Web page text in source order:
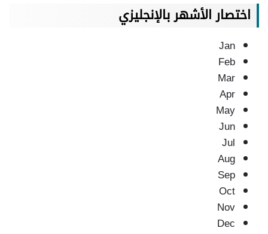
اختصار الأشهر بالإنجليزي
Jan
Feb
Mar
Apr
May
Jun
Jul
Aug
Sep
Oct
Nov
Dec